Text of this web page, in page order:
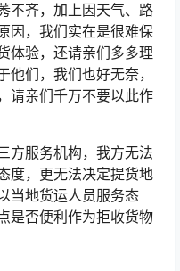
不齐，加上因天气、路
因，我们实在是很难保
体验，还请亲们多多理
们，我们也好无奈，
请亲们千万不要以此作
方服务机构，我方无法
度，更无法决定提货地
当地货运人员服务态
是否便利作为拒收货物